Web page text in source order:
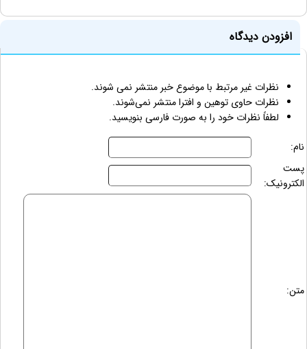
افزودن دیدگاه
نظرات غیر مرتبط با موضوع خبر منتشر نمی شوند.
نظرات حاوی توهین و افترا منتشر نمی‌شوند.
لطفاً نظرات خود را به صورت فارسی بنویسید.
نام:
پست
الکترونیک:
متن: